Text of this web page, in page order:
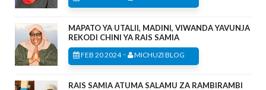
MAPATO YA UTALII, MADINI, VIWANDA YAVUNJA
REKODI CHINI YA RAIS SAMIA
FEB 20 2024- MICHUZI BLOG
RAIS SAMIA ATUMA SALAMU ZA RAMBIRAMBI